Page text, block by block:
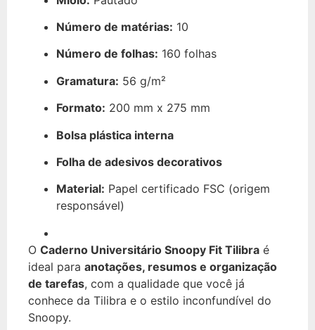
Número de matérias: 10
Número de folhas: 160 folhas
Gramatura: 56 g/m²
Formato: 200 mm x 275 mm
Bolsa plástica interna
Folha de adesivos decorativos
Material: Papel certificado FSC (origem
responsável)
O Caderno Universitário Snoopy Fit Tilibra é
ideal para anotações, resumos e organização
de tarefas, com a qualidade que você já
conhece da Tilibra e o estilo inconfundível do
Snoopy.